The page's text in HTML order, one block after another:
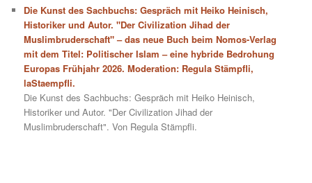
Die Kunst des Sachbuchs: Gespräch mit Heiko Heinisch,
Historiker und Autor. "Der Civilization Jihad der
Muslimbruderschaft" – das neue Buch beim Nomos-Verlag
mit dem Titel: Politischer Islam – eine hybride Bedrohung
Europas Frühjahr 2026. Moderation: Regula Stämpfli,
laStaempfli.
Die Kunst des Sachbuchs: Gespräch mit Heiko Heinisch,
Historiker und Autor. "Der Civilization Jihad der
Muslimbruderschaft". Von Regula Stämpfli.